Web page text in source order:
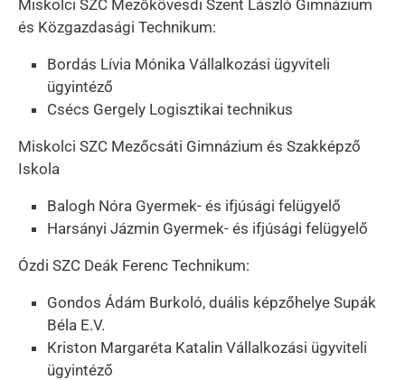
Miskolci SZC Mezőkövesdi Szent László Gimnázium
és Közgazdasági Technikum:
Bordás Lívia Mónika Vállalkozási ügyviteli
ügyintéző
Csécs Gergely Logisztikai technikus
Miskolci SZC Mezőcsáti Gimnázium és Szakképző
Iskola
Balogh Nóra Gyermek- és ifjúsági felügyelő
Harsányi Jázmin Gyermek- és ifjúsági felügyelő
Ózdi SZC Deák Ferenc Technikum:
Gondos Ádám Burkoló, duális képzőhelye Supák
Béla E.V.
Kriston Margaréta Katalin Vállalkozási ügyviteli
ügyintéző